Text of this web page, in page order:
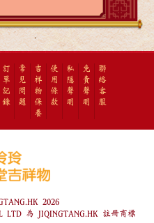
訂
單
記
錄
常
見
問
題
吉
祥
物
保
養
使
用
條
款
私
隱
聲
明
免
責
聲
明
聯
絡
客
服
2026
LTD 為 JIQINGTANG.HK 註冊商標